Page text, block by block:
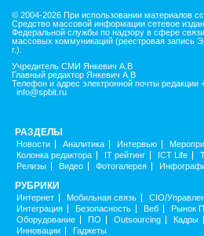
© 2004-2026 При использовании материалов
Средство массовой информации сетевое
Федеральной службы по надзору в сфере
массовых коммуникаций (реестровая запись
г.).
Учредитель СМИ Янкевич А.В
Главный редактор Янкевич А.В
Телефон и адрес электронной почты редакции
info@spbit.ru
РАЗДЕЛЫ
Новости Аналитика Интервью
Колонка редактора
IT рейтинг ICT Life
Релизы
Видео Фотогалерея
РУБРИКИ
Интернет Мобильная связь CIO/
Интеграция
Безопасность Веб Рынок
Оборудование
ПО Outsourcing Кадры
Инновации
Гаджеты